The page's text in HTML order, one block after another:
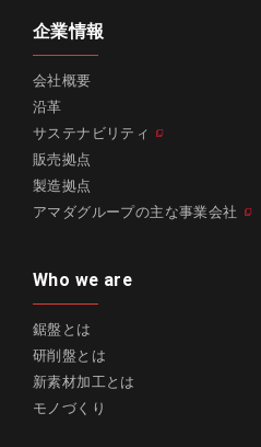
企業情報
会社概要
沿革
サステナビリティ
販売拠点
製造拠点
アマダグループの主な事業会社
Who we are
鋸盤とは
研削盤とは
新素材加工とは
モノづくり